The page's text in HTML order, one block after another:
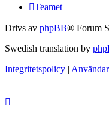
Teamet
Drivs av phpBB® Forum
Swedish translation by
Integritetspolicy